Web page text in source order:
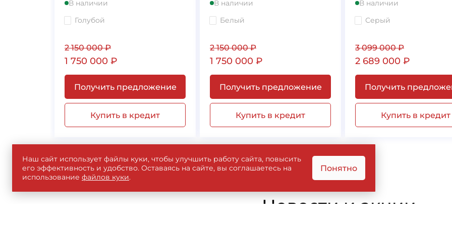
В наличии
Голубой
2 150 000₽
1 750 000 ₽
Получить предложение
Купить в кредит
В наличии
Белый
2 150 000₽
1 750 000 ₽
Получить предложение
Купить в кредит
В наличии
Серый
3 099 000₽
2 689 000 ₽
Получить
Купить в кредит
Новости и акции
Наш сайт использует файлы куки, чтобы улучшить работу сайта, повысить
его эффективность и удобство. Оставаясь на сайте, вы соглашаетесь на
использование файлов куки.
Понятно